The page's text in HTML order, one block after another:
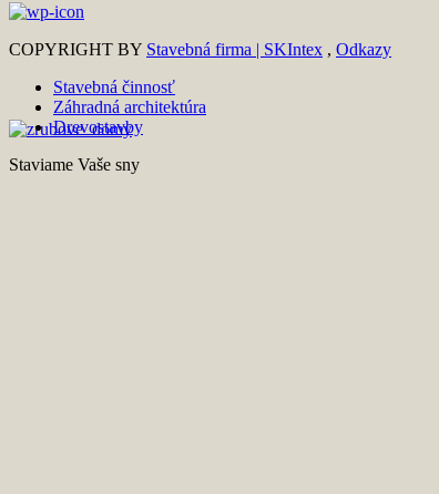
COPYRIGHT BY Stavebná firma | SKIntex , Odkazy
Stavebná činnosť
Záhradná architektúra
Drevostavby
Staviame Vaše sny